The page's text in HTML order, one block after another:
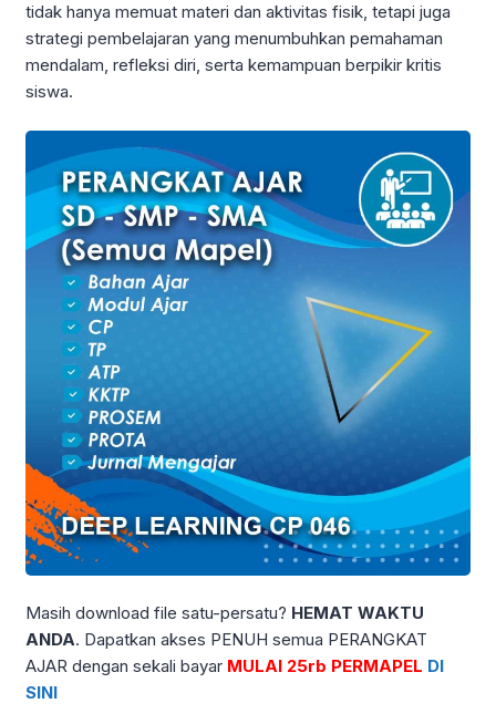
tidak hanya memuat materi dan aktivitas fisik, tetapi juga
strategi pembelajaran yang menumbuhkan pemahaman
mendalam, refleksi diri, serta kemampuan berpikir kritis
siswa.
Masih download file satu-persatu? HEMAT WAKTU
ANDA. Dapatkan akses PENUH semua PERANGKAT
AJAR dengan sekali bayar MULAI 25rb PERMAPEL DI
SINI